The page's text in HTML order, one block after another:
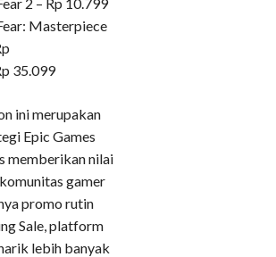
Masterpiece
35.099
ini merupakan
Epic Games
memberikan nilai
gamer
promo rutin
Sale, platform
lebih banyak